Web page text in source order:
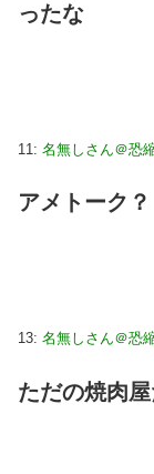
ったな
11: 名無しさん＠恐
アメトーク？
13: 名無しさん＠恐
ただの焼肉